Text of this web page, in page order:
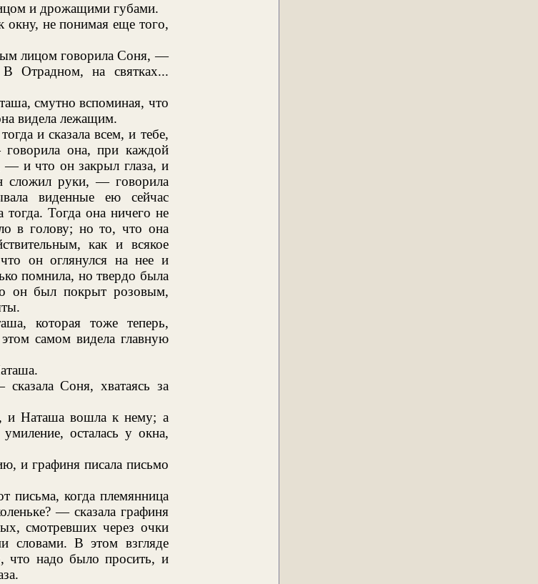
и дрожащими губами.
окну, не понимая еще того,
лицом говорила Соня, —
Отрадном, на святках...
смутно вспоминая, что
видела лежащим.
и сказала всем, и тебе,
она, при каждой
— и что он закрыл глаза, и
сложил руки, — говорила
виденные ею сейчас
Тогда она ничего не
в голову; но то, что она
как и всякое
он оглянулся на нее и
помнила, но твердо была
он был покрыт розовым,
которая тоже теперь,
самом видела главную
Соня, хватаясь за
и Наташа вошла к нему; а
осталась у окна,
и графиня писала письмо
письма, когда племянница
— сказала графиня
смотревших через очки
словами. В этом взгляде
что надо было просить, и